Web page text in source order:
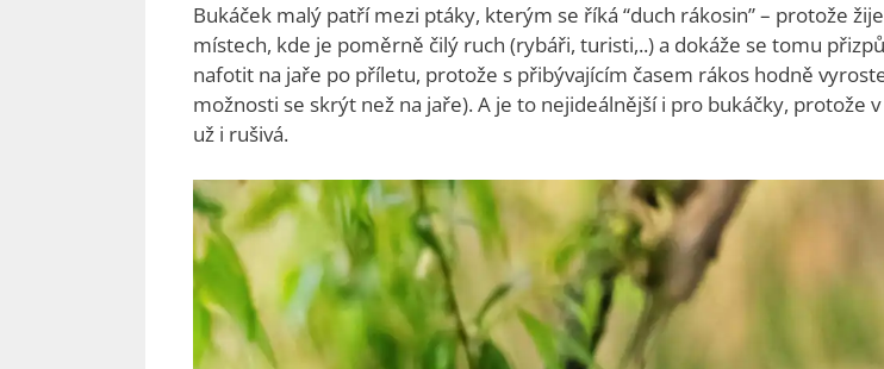
Bukáček malý patří mezi ptáky, kterým se říká “duch rákosin” – protože
místech, kde je poměrně čilý ruch (rybáři, turisti,..) a dokáže se tomu
nafotit na jaře po příletu, protože s přibývajícím časem rákos hodně
možnosti se skrýt než na jaře). A je to nejideálnější i pro bukáčky, protože
už i rušivá.